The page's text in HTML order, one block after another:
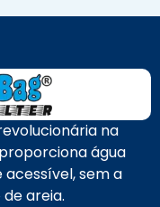
na
água
sem a
areia.